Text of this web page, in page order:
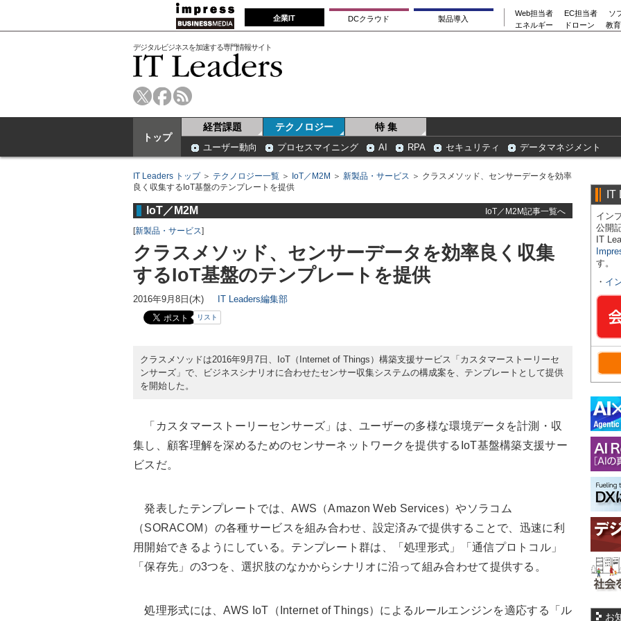
企業IT DCクラウド 製品導入
Web担当者 EC担当者
ソ
エネルギー
ドローン 教
デジタルビジネスを加速する専門情報サイト
トップ
経営課題 テクノロジー 特 集
ユーザー動向 プロセスマイニング AI RPA セキュリティ データマネジメント
IT Leaders トップ＞ テクノロジー一覧 ＞ IoT／M2M ＞ 新製品・サービス ＞ クラスメソッド、センサーデータを効率
良く収集するIoT基盤のテンプレートを提供
IoT／M2M
IoT／M2M記事一覧へ
[新製品・サービス]
クラスメソッド、センサーデータを効率良く収集
するIoT基盤のテンプレートを提供
2016年9月8日(木) IT Leaders編集部
リスト
クラスメソッドは2016年9月7日、IoT（Internet of Things）構築支援サービス「カスタマーストーリーセ
ンサーズ」で、ビジネスシナリオに合わせたセンサー収集システムの構成案を、テンプレートとして提供
を開始した。
「カスタマーストーリーセンサーズ」は、ユーザーの多様な環境データを計測・収
集し、顧客理解を深めるためのセンサーネットワークを提供するIoT基盤構築支援サー
ビスだ。
発表したテンプレートでは、AWS（Amazon Web Services）やソラコム
（SORACOM）の各種サービスを組み合わせ、設定済みで提供することで、迅速に利
用開始できるようにしている。テンプレート群は、「処理形式」「通信プロトコル」
「保存先」の3つを、選択肢のなかからシナリオに沿って組み合わせて提供する。
処理形式には、AWS IoT（Internet of Things）によるルールエンジンを適応する「ル
IT
イン
公開
IT
す。
・ イ
お